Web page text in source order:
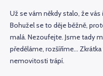
Už se vám někdy stalo, že
Bohužel se to děje běžně,
malá. Nezoufejte. Jsme tady
předěláme, rozšíříme…
nemovitosti trápí.